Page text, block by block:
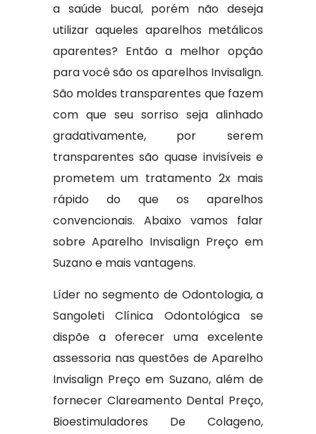
a saúde bucal, porém não deseja
utilizar aqueles aparelhos metálicos
aparentes? Então a melhor opção
para você são os aparelhos Invisalign.
São moldes transparentes que fazem
com que seu sorriso seja alinhado
gradativamente, por serem
transparentes são quase invisíveis e
prometem um tratamento 2x mais
rápido do que os aparelhos
convencionais. Abaixo vamos falar
sobre Aparelho Invisalign Preço em
Suzano e mais vantagens.
Líder no segmento de Odontologia, a
Sangoleti Clínica Odontológica se
dispõe a oferecer uma excelente
assessoria nas questões de Aparelho
Invisalign Preço em Suzano, além de
fornecer Clareamento Dental Preço,
Bioestimuladores De Colageno,